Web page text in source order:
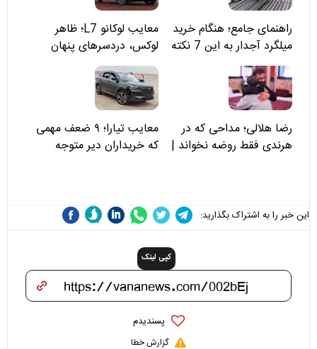
راهنمای جامع؛ هنگام خرید
میلگرد آجدار به این 7 نکته
توجه کنید
معایب لوکانو L7؛ ظاهر
لوکس، دردسرهای پنهان
رضا هلالی؛ مداحی که در
هرندی فقط روضه نخواند |
معایب تیارا؛ ۹ ضعف مهمی
که خریداران دیر متوجه
این خبر را به اشتراک بگذارید:
کپی لینک
پسندیدم
گزارش خطا